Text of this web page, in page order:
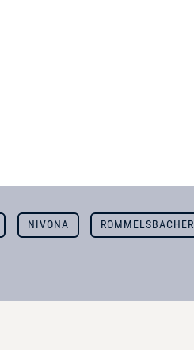
NIVONA ROMMELSBACHER